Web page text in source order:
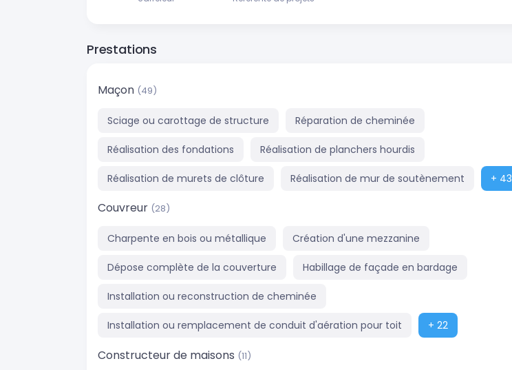
Prestations
Maçon (49)
Sciage ou carottage de structure Réparation de cheminée
Réalisation des fondations Réalisation de planchers hourdis
Réalisation de murets de clôture Réalisation de mur de soutènement + 43
Couvreur (28)
Charpente en bois ou métallique Création d'une mezzanine
Dépose complète de la couverture Habillage de façade en bardage
Installation ou reconstruction de cheminée
Installation ou remplacement de conduit d'aération pour toit + 22
Constructeur de maisons (11)